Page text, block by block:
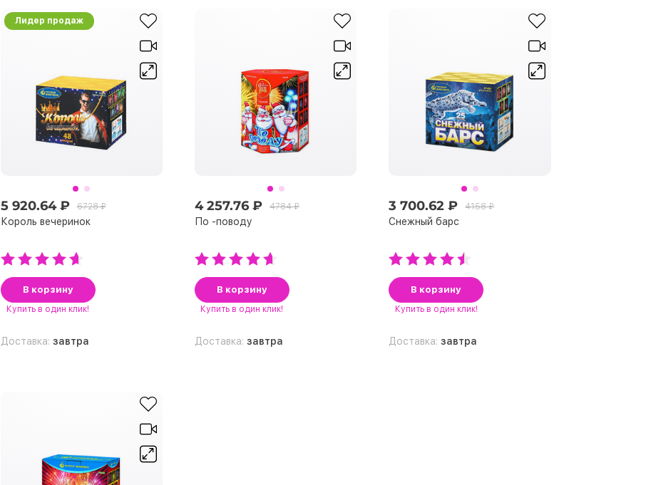
Лидер продаж
5 920.64 ₽ 6728 ₽
Король вечеринок
В корзину
Купить в один клик!
Доставка: завтра
4 257.76 ₽ 4784 ₽
По -поводу
В корзину
Купитьв один клик!
Доставка: завтра
3 700.62 ₽ 4158 ₽
Снежный барс
В корзину
Купить в один клик!
Доставка:завтра